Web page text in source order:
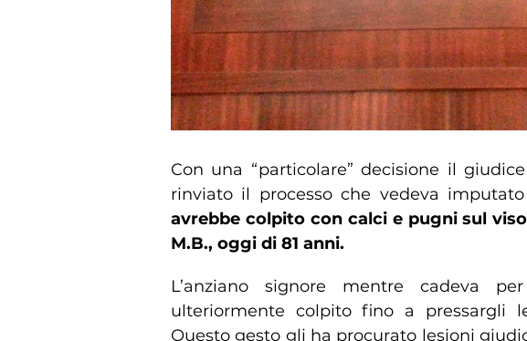
Con una “particolare” decisione il
rinviato il processo che vedeva
avrebbe colpito con calci e pugni sul
M.B., oggi di 81 anni.
L’anziano signore mentre cadeva
ulteriormente colpito fino a pressargli
Questo gesto gli ha procurato lesioni